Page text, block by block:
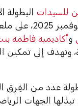
للسيدات البطولة
وأكاديمية فاطمة
وتهدف إلى تمكين
عدد من الفِرق
الجهات